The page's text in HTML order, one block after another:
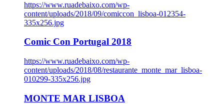
https://www.ruadebaixo.com/wp-
content/uploads/2018/09/comiccon_lisboa-012354-
335x256.jpg
Comic Con Portugal 2018
https://www.ruadebaixo.com/wp-
content/uploads/2018/08/restaurante_monte_mar_lisboa-
010299-335x256.jpg
MONTE MAR LISBOA